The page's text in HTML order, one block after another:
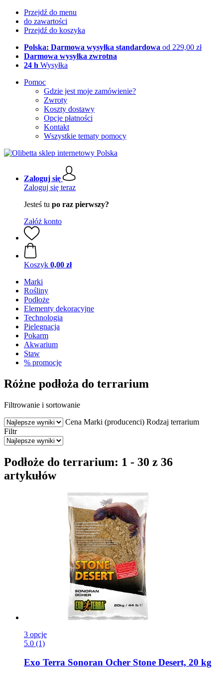
Przejdź do menu
do zawartości
Przejdź do koszyka
Polska: Darmowa wysyłka standardowa od 229,00 zł
Darmowa wysyłka zwrotna
24 h Wysyłka
Pomoc
Gdzie jest moje zamówienie?
Zwroty
Koszty dostawy
Opcje płatności
Kontakt
Wszystkie tematy pomocy
Zaloguj się
Zaloguj się teraz
Jesteś tu po raz pierwszy?
Załóż konto
Koszyk 0,00 zł
Marki
Rośliny
Podłoże
Elementy dekoracyjne
Technologia
Pielęgnacja
Pokarm
Akwarium
Staw
% promocje
Różne podłoża do terrarium
Filtrowanie i sortowanie
Cena Marki (producenci) Rodzaj terrarium
Filtr
Podłoże do terrarium: 1 - 30 z 36
artykułów
3 opcje
5.0 (1)
Exo Terra Sonoran Ocher Stone Desert, 20 kg